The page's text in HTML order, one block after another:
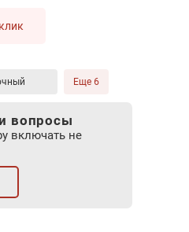
Еще 6
вопросы
включать не